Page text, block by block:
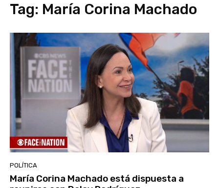
Tag: María Corina Machado
POLÍTICA
María Corina Machado está dispuesta a